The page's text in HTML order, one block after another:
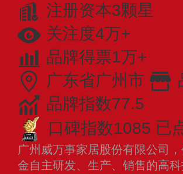
注册资本3颗星
关注度4万+
品牌得票1万+
广东省广州市
品牌指数77.5
口碑指数1085 已
广州威万事家居股份有限公司
金自主研发、生产、销售的高